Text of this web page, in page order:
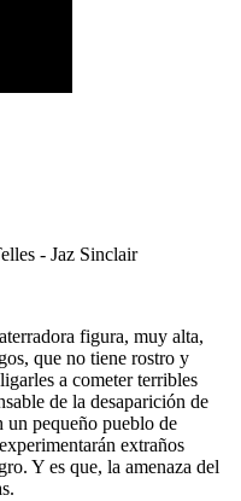
- Jaz Sinclair
figura, muy alta,
que no tiene rostro y
a cometer terribles
de la desaparición de
un pequeño pueblo de
extraños
Y es que, la amenaza del